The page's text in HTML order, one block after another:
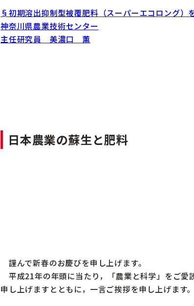
§初期溶出抑制型被覆肥料（スーパーエコロング）
神奈川県農業技術センター
主任研究員 美濃口 薫
日本農業の蘇生と肥料
謹んで新春のお慶びを申し上げます。
平成21年の年頭に当たり，「農業と科学」をご
申し上げますとともに，一言ご挨拶を申し上げます。